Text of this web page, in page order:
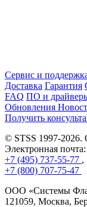
Сервис и
Доставка Гарантия
FAQ ПО и
Обновления
Получить
© STSS 1997-
Электронная
+7 (495) 737-55-77 ,
+7 (800) 707-75-47
ООО «Системы
121059, Москва,